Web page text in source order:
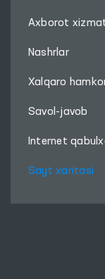
Axborot
Nashrlar
Xalqaro
Savol-javob
Internet
Sayt xaritasi